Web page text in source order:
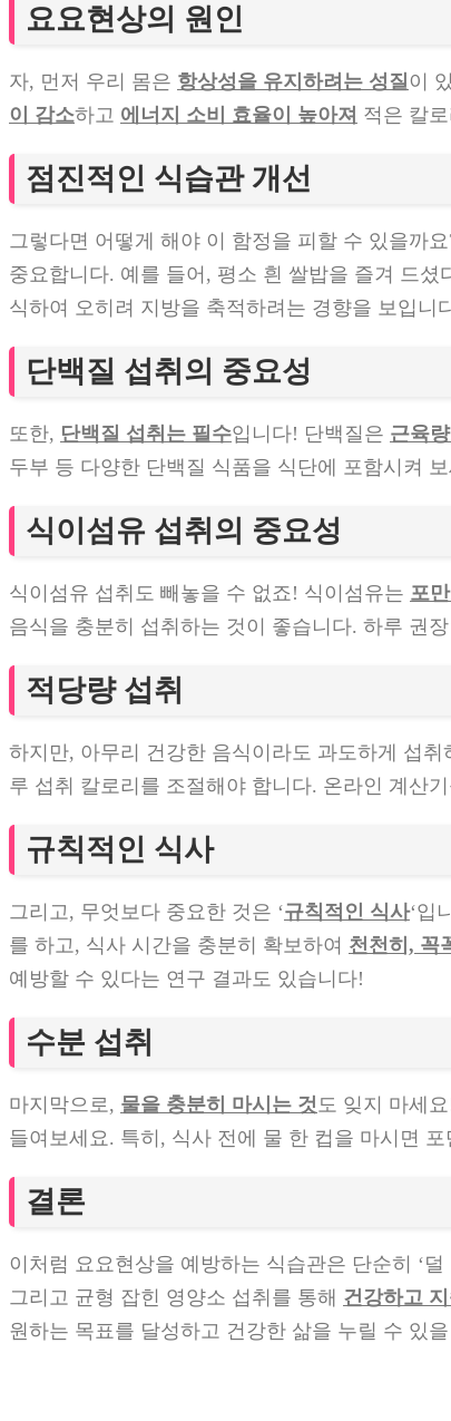
요요현상의 원인
자, 먼저 우리 몸은 항상성을 유지하려는 성질 이
이 감소하고 에너지 소비 효율이 높아져 적은 칼
점진적인 식습관 개선
그렇다면 어떻게 해야 이 함정을 피할 수 있을까요
중요합니다. 예를 들어, 평소 흰 쌀밥을 즐겨 드
식하여 오히려 지방을 축적하려는 경향을 보입니
단백질 섭취의 중요성
또한, 단백질 섭취는 필수입니다! 단백질은 근육
두부 등 다양한 단백질 식품을 식단에 포함시켜
식이섬유 섭취의 중요성
식이섬유 섭취도 빼놓을 수 없죠! 식이섬유는 포
음식을 충분히 섭취하는 것이 좋습니다. 하루 권
적당량 섭취
하지만, 아무리 건강한 음식이라도 과도하게 섭
루 섭취 칼로리를 조절해야 합니다. 온라인 계산
규칙적인 식사
그리고, 무엇보다 중요한 것은 ‘규칙적인 식사‘입
를 하고, 식사 시간을 충분히 확보하여 천천히, 꼭
예방할 수 있다는 연구 결과도 있습니다!
수분 섭취
마지막으로, 물을 충분히 마시는 것 도 잊지 마세
들여보세요. 특히, 식사 전에 물 한 컵을 마시면
결론
이처럼 요요현상을 예방하는 식습관은 단순히 ‘덜
그리고 균형 잡힌 영양소 섭취를 통해 건강하고
원하는 목표를 달성하고 건강한 삶을 누릴 수 있